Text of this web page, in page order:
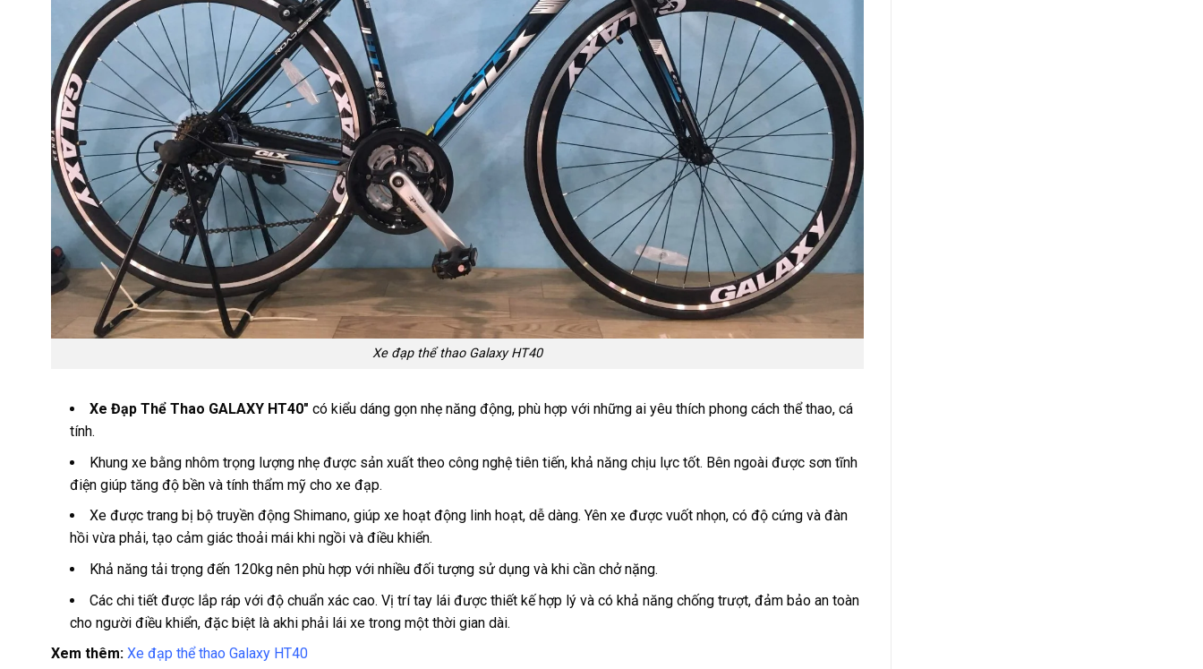
Xe đạp thể thao Galaxy HT40
Xe Đạp Thể Thao GALAXY HT40″ có kiểu dáng gọn nhẹ năng động, phù hợp với những ai yêu thích phong cách thể thao, cá
tính.
Khung xe bằng nhôm trọng lượng nhẹ được sản xuất theo công nghệ tiên tiến, khả năng chịu lực tốt. Bên ngoài được sơn tĩnh
điện giúp tăng độ bền và tính thẩm mỹ cho xe đạp.
Xe được trang bị bộ truyền động Shimano, giúp xe hoạt động linh hoạt, dễ dàng. Yên xe được vuốt nhọn, có độ cứng và đàn
hồi vừa phải, tạo cảm giác thoải mái khi ngồi và điều khiển.
Khả năng tải trọng đến 120kg nên phù hợp với nhiều đối tượng sử dụng và khi cần chở nặng.
Các chi tiết được lắp ráp với độ chuẩn xác cao. Vị trí tay lái được thiết kế hợp lý và có khả năng chống trượt, đảm bảo an toàn
cho người điều khiển, đặc biệt là akhi phải lái xe trong một thời gian dài.
Xem thêm: Xe đạp thể thao Galaxy HT40